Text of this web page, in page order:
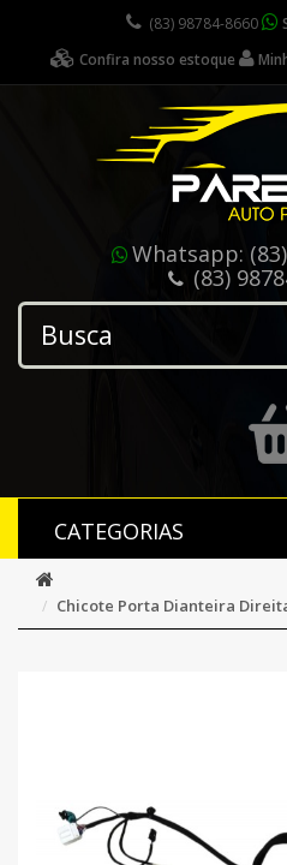
(83) 98784-8660
Confira nosso estoque
Whatsapp:
(83)
CATEGORIAS
Chicote Porta Dianteira